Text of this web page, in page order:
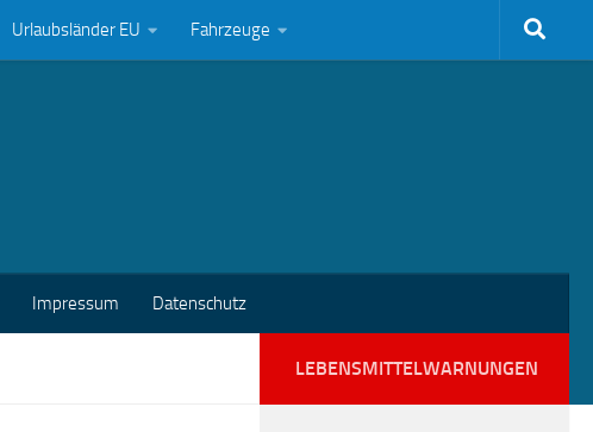
Urlaubsländer EU Fahrzeuge
Impressum Datenschutz
LEBENSMITTELWARNUNGEN